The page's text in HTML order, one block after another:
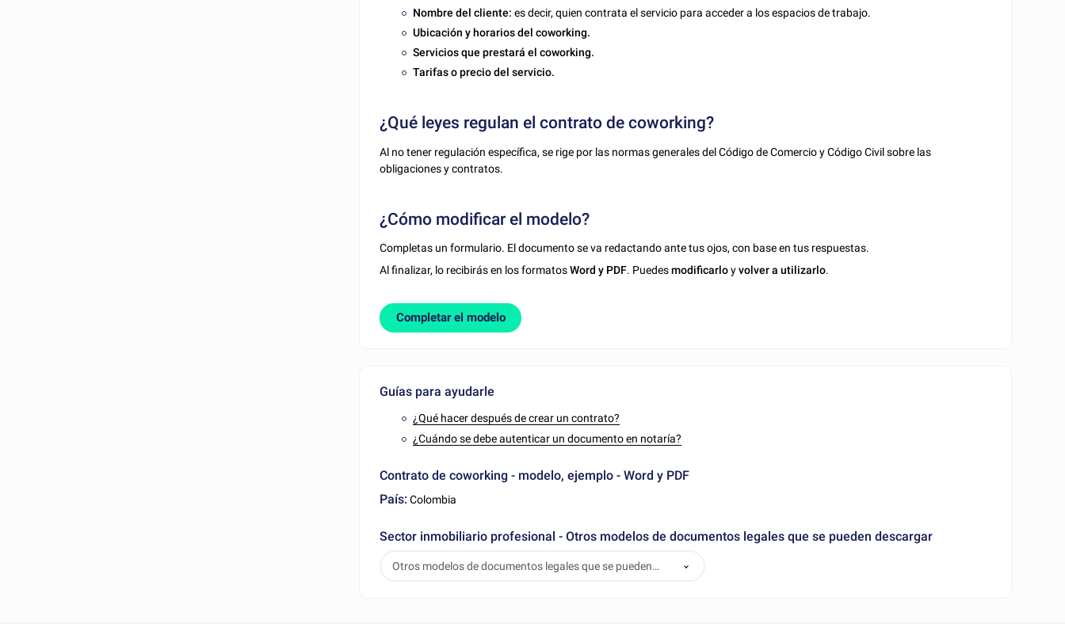
Nombre del cliente:es decir, quien contrata el servicio para acceder a los espacios de trabajo.
Ubicación y horarios del coworking.
Servicios que prestará el coworking.
Tarifas o precio del servicio.
¿Qué leyes regulan el contrato de coworking?
Al no tener regulación específica, se rige por las normas generales del Código de Comercio y Código Civil sobre las
obligaciones y contratos.
¿Cómo modificar el modelo?
Completas un formulario. El documento se va redactando ante tus ojos, con base en tus respuestas.
Al finalizar, lo recibirás en los formatosWord y PDF. Puedesmodificarloyvolver a utilizarlo.
Completar el modelo
Guías para ayudarle
¿Qué hacer después de crear un contrato?
¿Cuándo se debe autenticar un documento en notaría?
Contrato de coworking - modelo, ejemplo - Word y PDF
País: Colombia
Sector inmobiliario profesional - Otros modelos de documentos legales que se pueden descargar
Otros modelos de documentos legales que se pueden